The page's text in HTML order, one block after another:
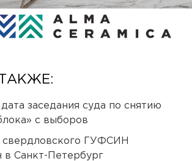
дата заседания суда по снятию
с выборов
свердловского ГУФСИН
в Санкт-Петербург